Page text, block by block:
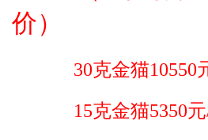
价）
30克金猫10550
15克金猫5350元